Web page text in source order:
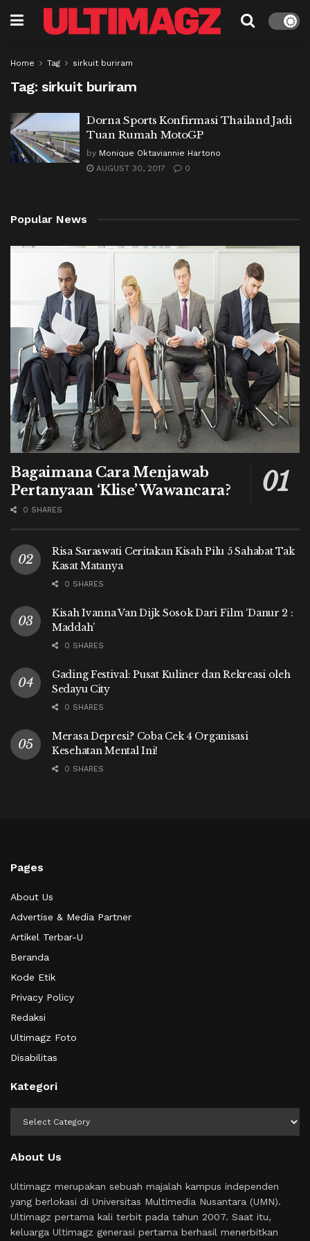
Home Tag sirkuit buriram
Tag: sirkuit buriram
Dorna Sports Konfirmasi Thailand Jadi
Tuan Rumah MotoGP
by Monique Oktaviannie Hartono
AUGUST 30, 2017
0
Popular News
Bagaimana Cara Menjawab
Pertanyaan ‘Klise’ Wawancara?
0 SHARES
Risa Saraswati Ceritakan Kisah Pilu 5 Sahabat Tak
Kasat Matanya
0 SHARES
Kisah Ivanna Van Dijk Sosok Dari Film ‘Danur 2 :
Maddah’
0 SHARES
Gading Festival: Pusat Kuliner dan Rekreasi oleh
Sedayu City
0 SHARES
Merasa Depresi? Coba Cek 4 Organisasi
Kesehatan Mental Ini!
0 SHARES
Pages
About Us
Advertise & Media Partner
Artikel Terbar-U
Beranda
Kode Etik
Privacy Policy
Redaksi
Ultimagz Foto
Disabilitas
Kategori
About Us
Ultimagz merupakan sebuah majalah kampus independen
yang berlokasi di Universitas Multimedia Nusantara (UMN).
Ultimagz pertama kali terbit pada tahun 2007. Saat itu,
keluarga Ultimagz generasi pertama berhasil menerbitkan